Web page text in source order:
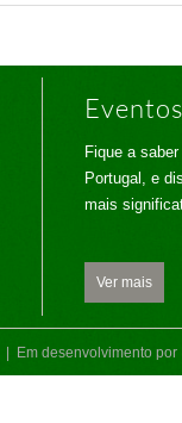
Eventos
Fique a
Portugal, e
mais
Ver mais
| Em desenvolvimento por